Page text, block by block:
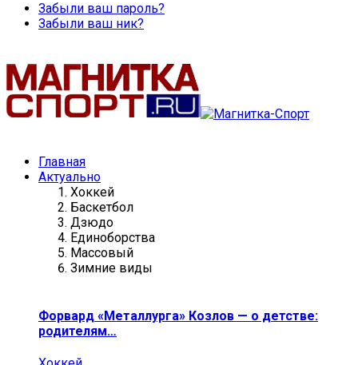
Забыли ваш пароль?
Забыли ваш ник?
Главная
Актуально
Хоккей
Баскетбол
Дзюдо
Единоборства
Массовый
Зимние виды
Форвард «Металлурга» Козлов — о детстве:
родителям…